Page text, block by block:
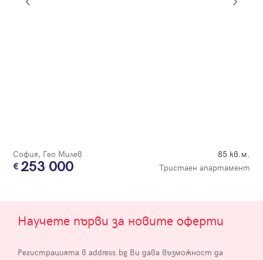
София, Гео Милев 85 кв.м.
253 000 Тристаен апартамент
Научете първи за новите оферти
Регистрацията в address.bg Ви дава възможност да